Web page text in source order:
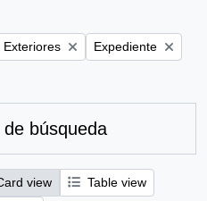
Exteriores Remove filter:
Expediente
búsqueda
view
Table view